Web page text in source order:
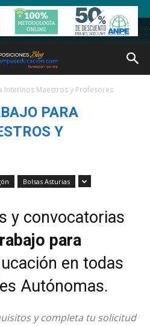
Interinos Maestros y Profesores
PARA
Y
Bolsas Asturias
y convocatorias
para
en todas
Autónomas.
y completa tu solicitud